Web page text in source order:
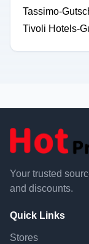
Tassimo-
Tivoli Hotels-
Your trusted
and discounts.
Quick Links
Stores